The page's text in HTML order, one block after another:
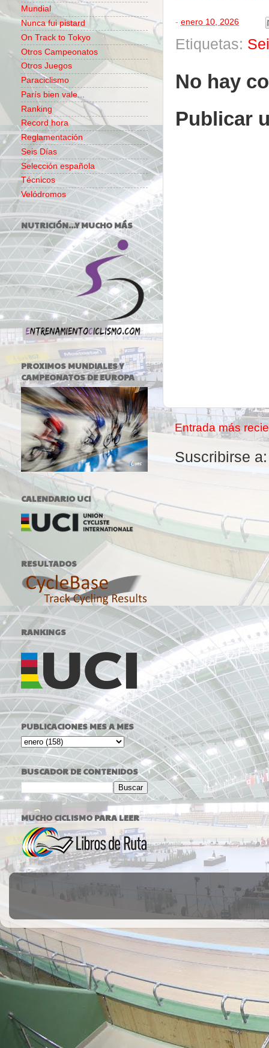
- enero 10, 2026
Etiquetas:
No hay
Publicar
Entrada más
Suscribirse
Mundial
Nunca fui pistard
On Track to Tokyo
Otros Campeonatos
Otros Juegos
Paraciclismo
París bien vale...
Ranking
Record hora
Reglamentación
Seis Días
Selección española
Técnicos
Velódromos
NUTRICIÓN...Y MUCHO MÁS
PROXIMOS MUNDIALES Y
CAMPEONATOS DE EUROPA
CALENDARIO UCI
RESULTADOS
RANKINGS
PUBLICACIONES MES A MES
BUSCADOR DE CONTENIDOS
MUCHO CICLISMO PARA LEER